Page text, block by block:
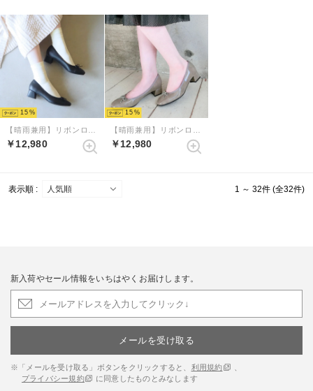
15
￥12,980
15
￥12,980
表示順 : 1 ～ 32件 (全32件)
新入荷やセール情報をいちはやくお届けします。
メールを受け取る
※「メールを受け取る」ボタンをクリックすると、 利用規約
プライバシー規約
に同意したものとみなします